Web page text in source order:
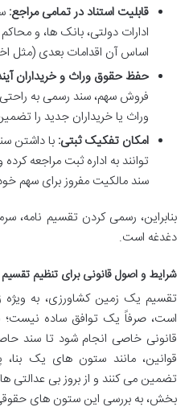
قابلیت استناد در تمامی مراجع:
ادارات دولتی، بانک ها، و
اساس آن اقدامات بعدی (مثل
حفظ حقوق وراث و خریداران
فروش سهم، سند رسمی به راحتی
وراث یا خریداران جدید را
امکان تفکیک ثبتی: با داشتن
توانند به اداره ثبت مراجعه
سند مالکیت مفروز برای سهم
بنابراین، رسمی کردن تقسیم نامه،
دغدغه است.
شرایط و اصول قانونی برای تنظیم
تقسیم یک زمین کشاورزی، به ویژه
است، صرفاً یک توافق ساده نیست؛
قانونی خاصی انجام شود تا سند
قوانین، مانند ستون های یک
تضمین می کنند و از بروز بی عدالتی
بخش، به بررسی این ستون های